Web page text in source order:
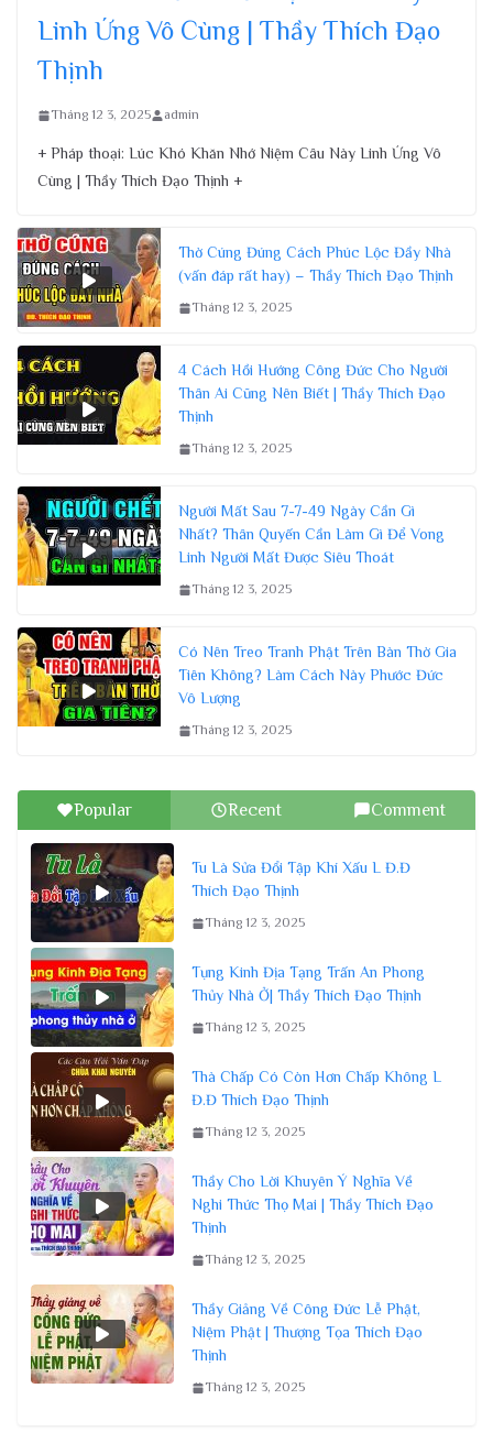
Linh Ứng Vô Cùng | Thầy Thích Đạo
Thịnh
Tháng 12 3, 2025 admin
+ Pháp thoại: Lúc Khó Khăn Nhớ Niệm Câu Này Linh Ứng Vô
Cùng | Thầy Thích Đạo Thịnh +
Thờ Cúng Đúng Cách Phúc Lộc Đầy Nhà
(vấn đáp rất hay) – Thầy Thích Đạo Thịnh
Tháng 12 3, 2025
4 Cách Hồi Hướng Công Đức Cho Người
Thân Ai Cũng Nên Biết | Thầy Thích Đạo
Thịnh
Tháng 12 3, 2025
Người Mất Sau 7-7-49 Ngày Cần Gì
Nhất? Thân Quyến Cần Làm Gì Để Vong
Linh Người Mất Được Siêu Thoát
Tháng 12 3, 2025
Có Nên Treo Tranh Phật Trên Bàn Thờ Gia
Tiên Không? Làm Cách Này Phước Đức
Vô Lượng
Tháng 12 3, 2025
Popular Recent Comment
Tu Là Sửa Đổi Tập Khí Xấu L Đ.Đ
Thích Đạo Thịnh
Tháng 12 3, 2025
Tụng Kinh Địa Tạng Trấn An Phong
Thủy Nhà Ở| Thầy Thích Đạo Thịnh
Tháng 12 3, 2025
Thà Chấp Có Còn Hơn Chấp Không L
Đ.Đ Thích Đạo Thịnh
Tháng 12 3, 2025
Thầy Cho Lời Khuyên Ý Nghĩa Về
Nghi Thức Thọ Mai | Thầy Thích Đạo
Thịnh
Tháng 12 3, 2025
Thầy Giảng Về Công Đức Lễ Phật,
Niệm Phật | Thượng Tọa Thích Đạo
Thịnh
Tháng 12 3, 2025